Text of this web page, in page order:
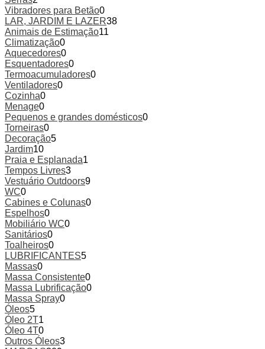
Vibradores para Betão0
LAR, JARDIM E LAZER38
Animais de Estimação11
Climatização0
Aquecedores0
Esquentadores0
Termoacumuladores0
Ventiladores0
Cozinha0
Menage0
Pequenos e grandes domésticos0
Torneiras0
Decoração5
Jardim10
Praia e Esplanada1
Tempos Livres3
Vestuário Outdoors9
WC0
Cabines e Colunas0
Espelhos0
Mobiliário WC0
Sanitários0
Toalheiros0
LUBRIFICANTES5
Massas0
Massa Consistente0
Massa Lubrificação0
Massa Spray0
Óleos5
Óleo 2T1
Óleo 4T0
Outros Óleos3